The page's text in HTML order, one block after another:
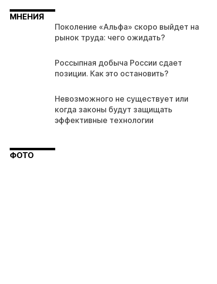
МНЕНИЯ
Поколение «Альфа» скоро выйдет на
рынок труда: чего ожидать?
Россыпная добыча России сдает
позиции. Как это остановить?
Невозможного не существует или
когда законы будут защищать
эффективные технологии
ФОТО